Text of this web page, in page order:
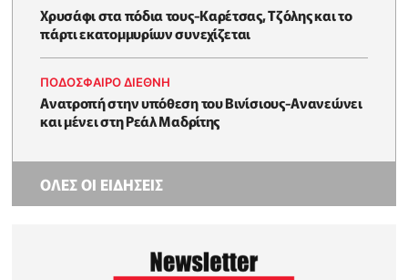
Χρυσάφι στα πόδια τους-Καρέτσας, Τζόλης και το
πάρτι εκατομμυρίων συνεχίζεται
ΠΟΔΟΣΦΑΙΡΟ ΔΙΕΘΝΗ
Ανατροπή στην υπόθεση του Βινίσιους-Ανανεώνει
και μένει στη Ρεάλ Μαδρίτης
ΟΛΕΣ ΟΙ ΕΙΔΗΣΕΙΣ